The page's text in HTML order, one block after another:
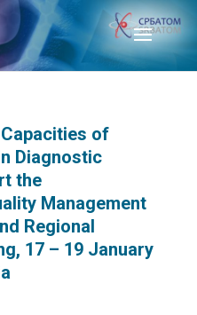
of
Diagnostic
the
Management
Regional
17 – 19 January